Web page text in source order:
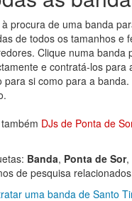
à procura de uma banda
de todos os tamanhos e
Clique numa banda
e contratá-los para
para si como para a
DJs de Ponta de
Banda, Ponta de Sor,
de pesquisa
uma banda de Santo